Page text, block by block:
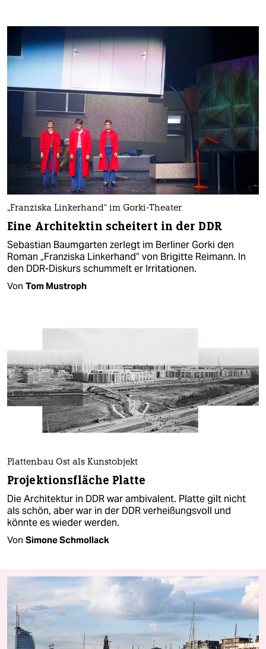
„Franziska Linkerhand“ im Gorki-Theater
Eine Architektin scheitert in der DDR
Sebastian Baumgarten zerlegt im Berliner Gorki den
Roman „Franziska Linkerhand“ von Brigitte Reimann. In
den DDR-Diskurs schummelt er Irritationen.
Von Tom Mustroph
Plattenbau Ost als Kunstobjekt
Projektionsfläche Platte
Die Architektur in DDR war ambivalent. Platte gilt nicht
als schön, aber war in der DDR verheißungsvoll und
könnte es wieder werden.
Von Simone Schmollack